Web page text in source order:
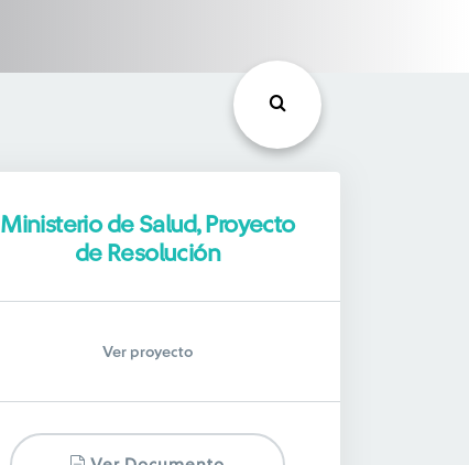
Ministerio de Salud, Proyecto
de Resolución
Ver proyecto